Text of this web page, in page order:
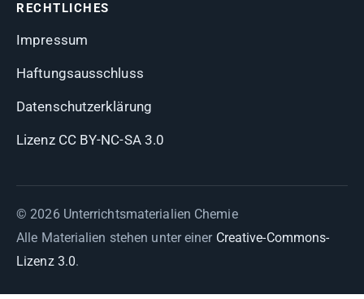
RECHTLICHES
Impressum
Haftungsausschluss
Datenschutzerklärung
Lizenz CC BY-NC-SA 3.0
© 2026 Unterrichtsmaterialien Chemie
Alle Materialien stehen unter einer Creative-Commons-
Lizenz 3.0.